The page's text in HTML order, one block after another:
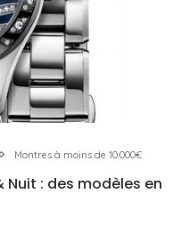
Montres à moins de 10.000€
Nuit : des modèles en